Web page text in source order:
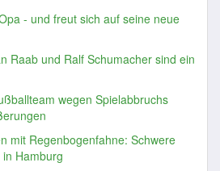
- und freut sich auf seine neue
Raab und Ralf Schumacher sind ein
wegen Spielabbruchs
mit Regenbogenfahne: Schwere
Hamburg